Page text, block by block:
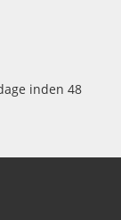
inden 48